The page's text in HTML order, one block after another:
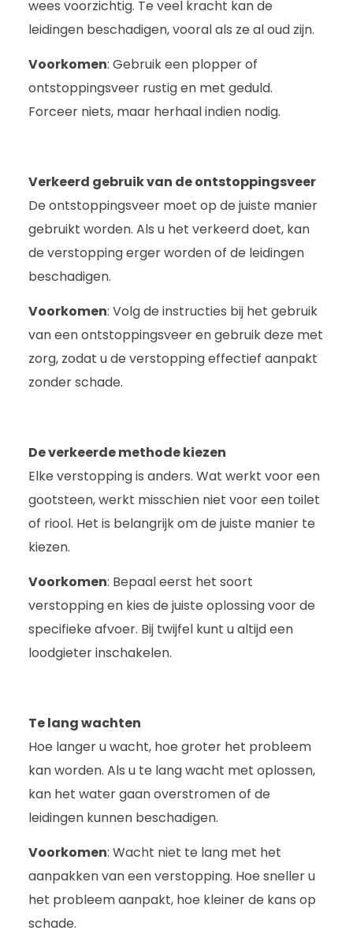
wees voorzichtig. Te veel kracht kan de
leidingen beschadigen, vooral als ze al oud zijn.
Voorkomen: Gebruik een plopper of
ontstoppingsveer rustig en met geduld.
Forceer niets, maar herhaal indien nodig.
Verkeerd gebruik van de ontstoppingsveer
De ontstoppingsveer moet op de juiste manier
gebruikt worden. Als u het verkeerd doet, kan
de verstopping erger worden of de leidingen
beschadigen.
Voorkomen: Volg de instructies bij het gebruik
van een ontstoppingsveer en gebruik deze met
zorg, zodat u de verstopping effectief aanpakt
zonder schade.
De verkeerde methode kiezen
Elke verstopping is anders. Wat werkt voor een
gootsteen, werkt misschien niet voor een toilet
of riool. Het is belangrijk om de juiste manier te
kiezen.
Voorkomen: Bepaal eerst het soort
verstopping en kies de juiste oplossing voor de
specifieke afvoer. Bij twijfel kunt u altijd een
loodgieter inschakelen.
Te lang wachten
Hoe langer u wacht, hoe groter het probleem
kan worden. Als u te lang wacht met oplossen,
kan het water gaan overstromen of de
leidingen kunnen beschadigen.
Voorkomen: Wacht niet te lang met het
aanpakken van een verstopping. Hoe sneller u
het probleem aanpakt, hoe kleiner de kans op
schade.